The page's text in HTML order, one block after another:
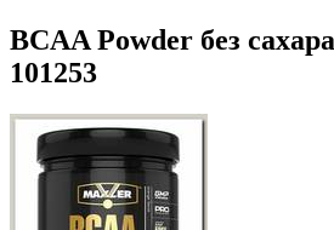
BCAA Powder без
101253